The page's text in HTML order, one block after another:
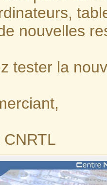
nouvelles
tester la